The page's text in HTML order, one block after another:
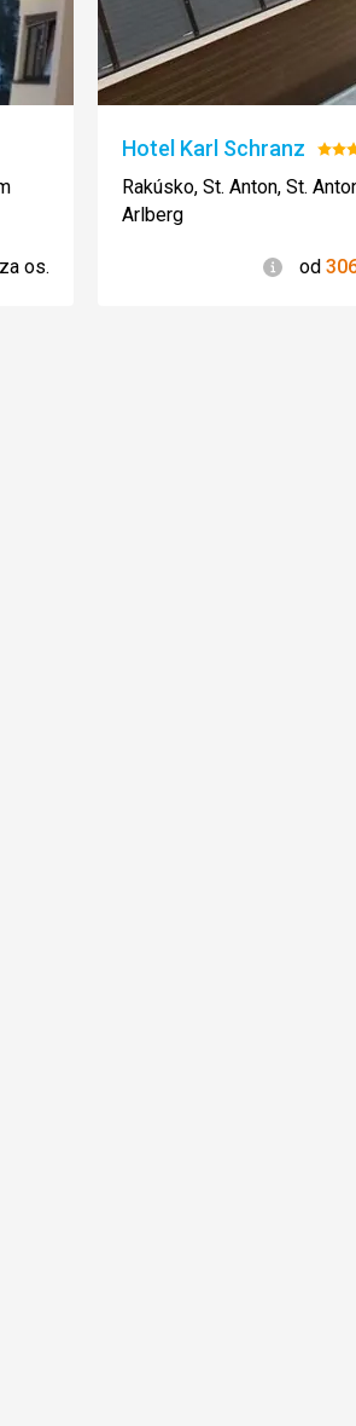
za os.
Hotel Karl Schranz
4/5
Rakúsko, St. Anton, St.
Arlberg
od